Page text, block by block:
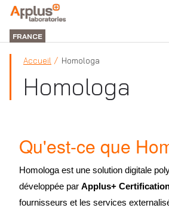
DIVISION
LABORATORIES
FRANCE
Accueil Homologa
Homologa
Qu'est-ce que
Homologa est une solution digitale
développée par Applus+
fournisseurs et les services